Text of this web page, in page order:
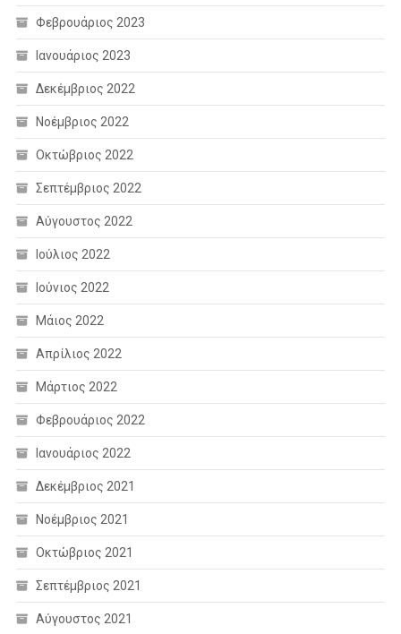
Φεβρουάριος 2023
Ιανουάριος 2023
Δεκέμβριος 2022
Νοέμβριος 2022
Οκτώβριος 2022
Σεπτέμβριος 2022
Αύγουστος 2022
Ιούλιος 2022
Ιούνιος 2022
Μάιος 2022
Απρίλιος 2022
Μάρτιος 2022
Φεβρουάριος 2022
Ιανουάριος 2022
Δεκέμβριος 2021
Νοέμβριος 2021
Οκτώβριος 2021
Σεπτέμβριος 2021
Αύγουστος 2021